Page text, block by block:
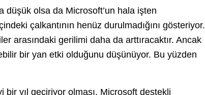
düşük olsa da Microsoft’un hala işten
çalkantının henüz durulmadığını gösteriyor.
arasındaki gerilimi daha da arttıracaktır. Ancak
bir yan etki olduğunu düşünüyor. Bu yüzden
bir yıl geçiriyor olması. Microsoft destekli